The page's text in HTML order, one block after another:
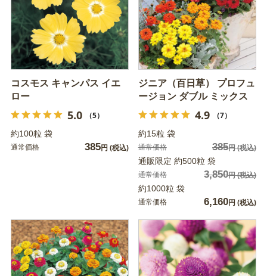
コスモス キャンパス イエ
ロー
5.0 （5）
約100粒 袋
通常価格 385円 (税込)
ジニア（百日草） プロフュ
ージョン ダブル ミックス
4.9 （7）
約15粒 袋
通常価格 385円(税込)
通販限定 約500粒 袋
通常価格 3,850円(税込)
約1000粒 袋
通常価格 6,160円 (税込)